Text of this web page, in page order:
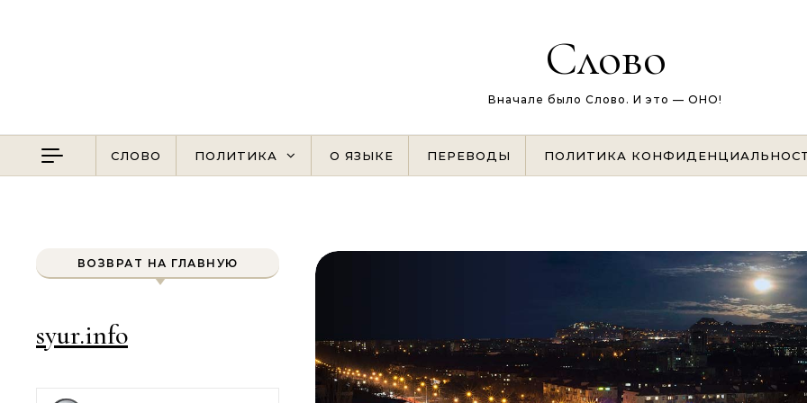
Слово
Вначале было Слово. И это — ОНО!
СЛОВО ПОЛИТИКА О ЯЗЫКЕ ПЕРЕВОДЫ ПОЛИТИКА
ВОЗВРАТ НА ГЛАВНУЮ
syur.info